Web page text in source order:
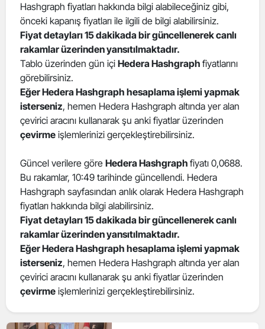
Hashgraph fiyatları hakkında bilgi alabileceğiniz gibi,
önceki kapanış fiyatları ile ilgili de bilgi alabilirsiniz.
Fiyat detayları 15 dakikada bir güncellenerek canlı
rakamlar üzerinden yansıtılmaktadır.
Tablo üzerinden gün içi Hedera Hashgraph fiyatlarını
görebilirsiniz.
Eğer Hedera Hashgraph hesaplama işlemi yapmak
isterseniz, hemen Hedera Hashgraph altında yer alan
çevirici aracını kullanarak şu anki fiyatlar üzerinden
çevirme işlemlerinizi gerçekleştirebilirsiniz.
Güncel verilere göre Hedera Hashgraph fiyatı 0,0688.
Bu rakamlar, 10:49 tarihinde güncellendi. Hedera
Hashgraph sayfasından anlık olarak Hedera Hashgraph
fiyatları hakkında bilgi alabilirsiniz.
Fiyat detayları 15 dakikada bir güncellenerek canlı
rakamlar üzerinden yansıtılmaktadır.
Eğer Hedera Hashgraph hesaplama işlemi yapmak
isterseniz, hemen Hedera Hashgraph altında yer alan
çevirici aracını kullanarak şu anki fiyatlar üzerinden
çevirme işlemlerinizi gerçekleştirebilirsiniz.